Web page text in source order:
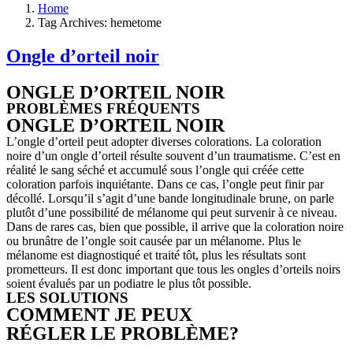
Home
Tag Archives: hemetome
Ongle d’orteil noir
ONGLE D’ORTEIL NOIR
PROBLÈMES FRÉQUENTS
ONGLE D’ORTEIL NOIR
L’ongle d’orteil peut adopter diverses colorations. La coloration
noire d’un ongle d’orteil résulte souvent d’un traumatisme. C’est en
réalité le sang séché et accumulé sous l’ongle qui créée cette
coloration parfois inquiétante. Dans ce cas, l’ongle peut finir par
décollé. Lorsqu’il s’agit d’une bande longitudinale brune, on parle
plutôt d’une possibilité de mélanome qui peut survenir à ce niveau.
Dans de rares cas, bien que possible, il arrive que la coloration noire
ou brunâtre de l’ongle soit causée par un mélanome. Plus le
mélanome est diagnostiqué et traité tôt, plus les résultats sont
prometteurs. Il est donc important que tous les ongles d’orteils noirs
soient évalués par un podiatre le plus tôt possible.
LES SOLUTIONS
COMMENT JE PEUX
RÉGLER LE PROBLÈME?